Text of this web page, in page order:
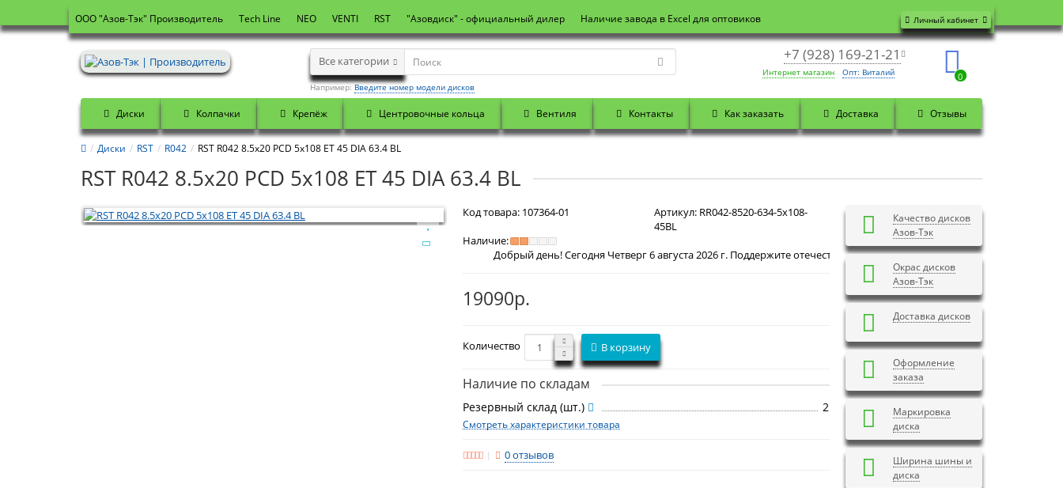
Личный кабинет
OOO "Азов-Тэк" Производитель Tech Line NEO VENTI RST "Азовдиск" - официальный дилер Наличие завода в Excel для оптовиков
+7 (928) 169-21-21
Интернет магазин Опт: Виталий 0
Все категории
Например:Введите номер модели дисков
Диски Колпачки Крепёж Центровочные кольца Вентиля Контакты Как заказать Доставка Отзывы
Диски RST R042 RST R042 8.5x20 PCD 5x108 ET 45 DIA 63.4 BL
RST R042 8.5x20 PCD 5x108 ET 45 DIA 63.4 BL
Код товара: 107364-01 Артикул:RR042-8520-634-5x108-
45BL
Наличие:
Добрый день! СегодняЧетверг 6 августа 2026 г.
19090р.
Количество В корзину
Наличие по складам
Резервный склад (шт.) 2
Смотреть характеристики товара
0 отзывов
Качество дисков
Азов-Тэк
Окрас дисков
Азов-Тэк
Доставка дисков
Оформление
заказа
Маркировка
диска
Ширина шины и
диска